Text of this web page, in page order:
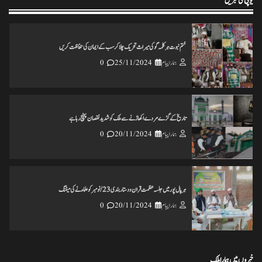
ختم نبوت ہر کلمہ گو کی میراث تحریک چلاکرسب کے ایمان کی حفاظت کریں
ہمارا پیام
25/11/2024
0
تاریخ کے گڑے مردے اکھاڑنے سے ملک کو شدید نقصان پہنچ رہاہے
ہمارا پیام
20/11/2024
0
ہرپال پور میں جلسہ عظمت قران و دستاربندی 23/نومبر کو علماء نے کی میٹنگ
ہمارا پیام
20/11/2024
0